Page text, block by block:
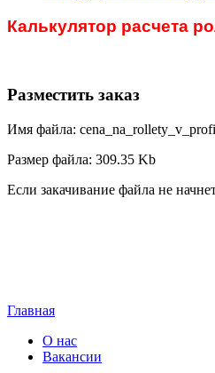
Калькулятор расчета
Разместить заказ
Имя файла:
Размер файла: 309.35 Kb
Если закачивание файла не
Главная
О нас
Вакансии